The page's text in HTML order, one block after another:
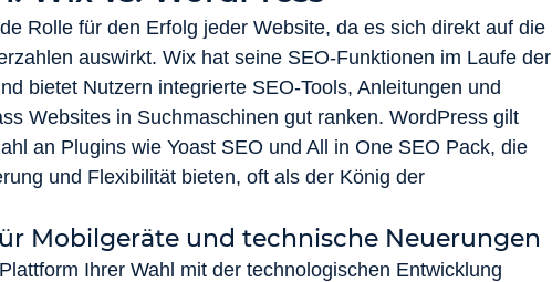
Rolle für den Erfolg jeder Website, da es sich direkt auf die
auswirkt. Wix hat seine SEO-Funktionen im Laufe der
bietet Nutzern integrierte SEO-Tools, Anleitungen und
Websites in Suchmaschinen gut ranken. WordPress gilt
an Plugins wie Yoast SEO und All in One SEO Pack, die
und Flexibilität bieten, oft als der König der
Mobilgeräte und technische Neuerungen
Ihrer Wahl mit der technologischen Entwicklung